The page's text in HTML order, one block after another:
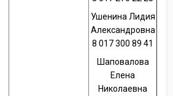
Ушенина Лидия
Александровна
8 017 300 89 41
Шаповалова
Елена
Николаевна